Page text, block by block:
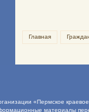
Главная
«Пермское
материалы